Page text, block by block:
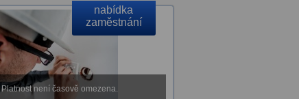
nabídka
zaměstnání
Platnost není časově omezena.